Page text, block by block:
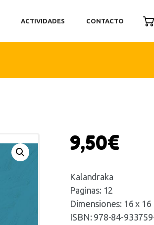
ACTIVIDADES CONTACTO
9,50€
Kalandraka
Paginas: 12
Dimensiones: 16 x 16
ISBN: 978-84-